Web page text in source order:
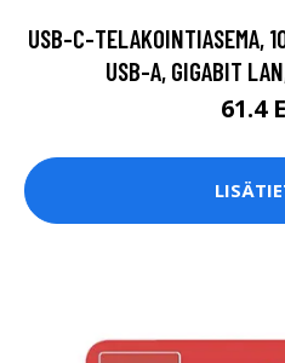
USB-C-TELAKOINTIASEMA,
USB-A, GIGABIT
61.4